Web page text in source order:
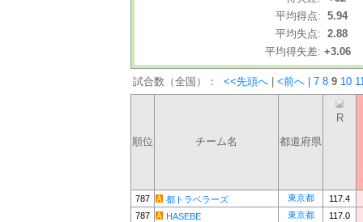
平均得点: 5.94
平均失点: 2.88
平均得失差: +3.06
試合数（全国）： <<先頭へ <前へ 7 8 9 10
順位 チーム名 都道府県
R
787 都トラベラーズ 東京都
117.4
787
HASEBE 東京都
117.0